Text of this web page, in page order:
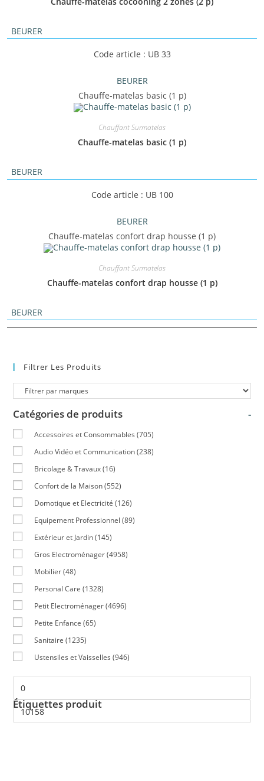
BEURER
Code article : UB 33
BEURER
Chauffe-matelas basic (1 p)
Chauffant Surmatelas
Chauffe-matelas basic (1 p)
BEURER
Code article : UB 100
BEURER
Chauffe-matelas confort drap housse (1 p)
Chauffant Surmatelas
Chauffe-matelas confort drap housse (1 p)
BEURER
Filtrer Les Produits
Catégories de produits -
Accessoires et Consommables (705)
Audio Vidéo et Communication (238)
Bricolage & Travaux (16)
Confort de la Maison (552)
Domotique et Electricité (126)
Equipement Professionnel (89)
Extérieur et Jardin (145)
Gros Electroménager (4958)
Mobilier (48)
Personal Care (1328)
Petit Electroménager (4696)
Petite Enfance (65)
Sanitaire (1235)
Ustensiles et Vaisselles (946)
Étiquettes produit